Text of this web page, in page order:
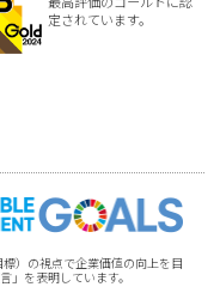
定されています。
）の視点で企業価値の向上を目
」を表明しています。